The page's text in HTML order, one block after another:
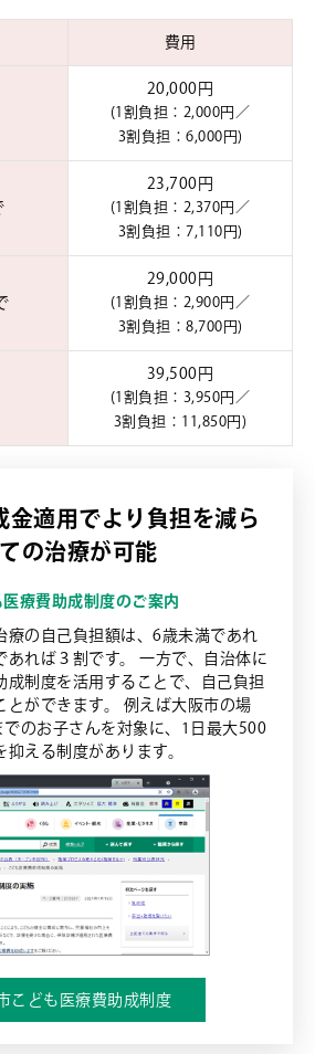
費用
20,000円
(1割負担：2,000円／
3割負担：6,000円)
23,700円
(1割負担：2,370円／
3割負担：7,110円)
29,000円
(1割負担：2,900円／
3割負担：8,700円)
39,500円
(1割負担：3,950円／
3割負担：11,850円)
金適用でより負担を減ら
ての治療が可能
医療費助成制度のご案内
療の自己負担額は、6歳未満であれ
あれば３割です。 一方で、自治体に
成制度を活用することで、自己負担
とができます。 例えば大阪市の場
のお子さんを対象に、1日最大500
抑える制度があります。
こども医療費助成制度